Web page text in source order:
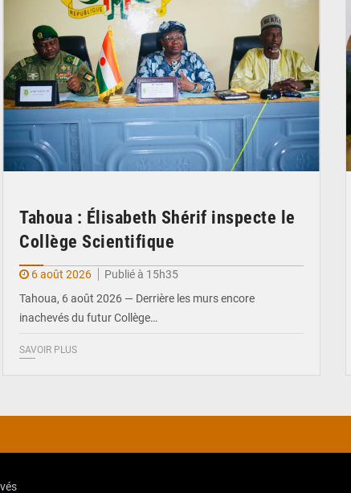
Tahoua : Élisabeth Shérif inspecte le
Collège Scientifique
6 août 2026
Publié à 15h35
Tahoua, 6 août 2026 — Derrière les murs encore
inachevés du futur Collège…
SAVOIR PLUS